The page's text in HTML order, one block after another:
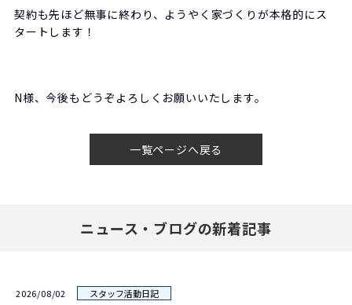
契約も先ほど無事に終わり、ようやく家づくりが本格的にス
タートします！
N様、今後もどうぞよろしくお願いいたします。
一覧ページへ戻る
ニュース・ブログの新着記事
2026/08/02 スタッフ活動日記